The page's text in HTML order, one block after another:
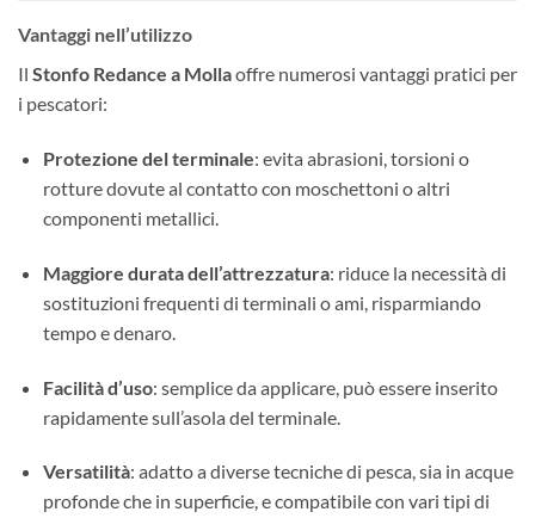
Vantaggi nell’utilizzo
Il Stonfo Redance a Mollaoffre numerosi vantaggi pratici per
i pescatori:
Protezione del terminale: evita abrasioni, torsioni o
rotture dovute al contatto con moschettoni o altri
componenti metallici.
Maggiore durata dell’attrezzatura: riduce la necessità di
sostituzioni frequenti di terminali o ami, risparmiando
tempo e denaro.
Facilità d’uso: semplice da applicare, può essere inserito
rapidamente sull’asola del terminale.
Versatilità: adatto a diverse tecniche di pesca, sia in acque
profonde che in superficie, e compatibile con vari tipi di